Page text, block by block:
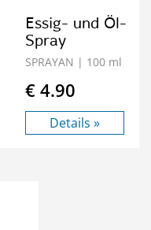
Essig- und Öl-
Spray
SPRAYAN | 100 ml
€ 4.90
Details »